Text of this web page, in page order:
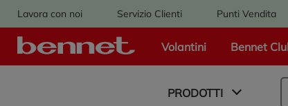
Lavora con noi Servizio Clienti Punti Vendita
Volantini Bennet
Logo Bennet - Torna alla homepage
PRODOTTI